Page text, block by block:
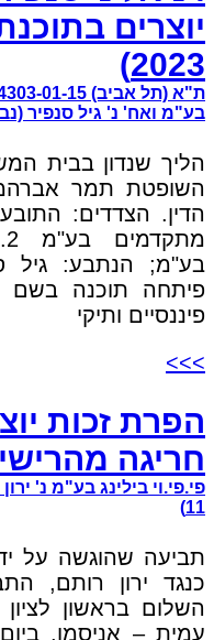
יוצרים
2023)
בע"מ ואח' נ' גיל סנפיר (נבו,
הליך שנדון בבית
פיננסיים ותיקי
>>>
הפרת זכות
חריגה
11)
תביעה שהוגשה על
כנגד ירון רותם,
השלום בראשון